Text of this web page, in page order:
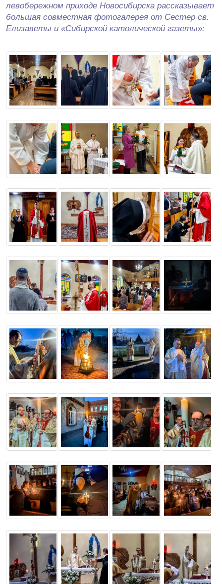
левобережном приходе Новосибирска рассказывает
большая совместная фотогалерея от Сестер св.
Елизаветы и «Сибирской католической газеты»: